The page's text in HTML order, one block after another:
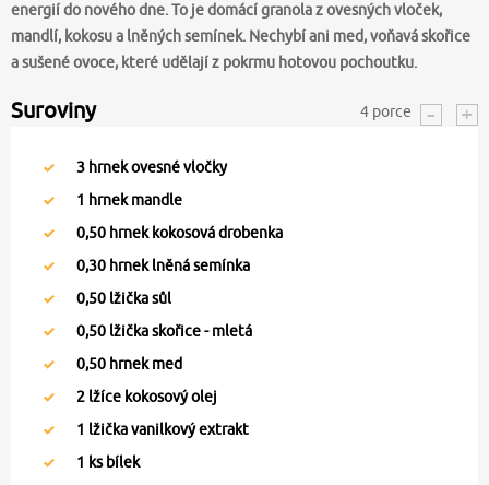
energií do nového dne. To je domácí granola z ovesných vloček,
mandlí, kokosu a lněných semínek. Nechybí ani med, voňavá skořice
a sušené ovoce, které udělají z pokrmu hotovou pochoutku.
Suroviny 4 porce
3 hrnek ovesné vločky
1 hrnek mandle
0,50 hrnek kokosová drobenka
0,30 hrnek lněná semínka
0,50 lžička sůl
0,50 lžička skořice - mletá
0,50 hrnek med
2 lžíce kokosový olej
1 lžička vanilkový extrakt
1 ks bílek